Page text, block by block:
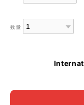
数量